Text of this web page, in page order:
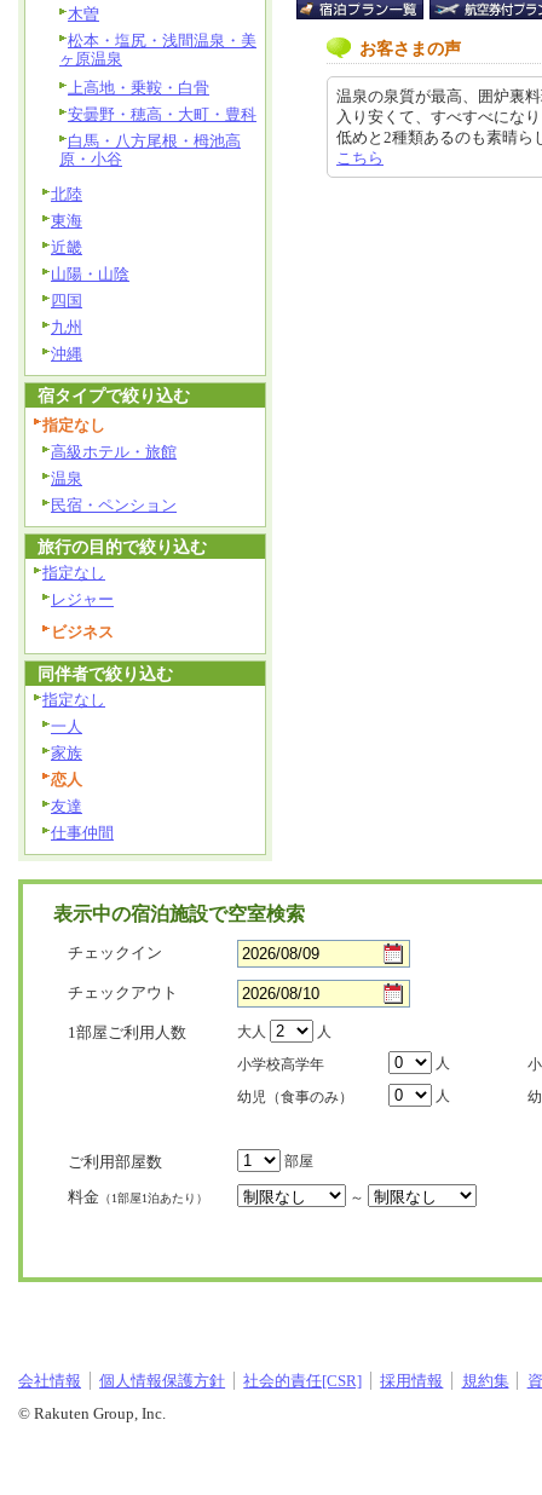
お客さまの声
温泉の泉質が最高、囲炉裏
入り安くて、すべすべにな
低めと2種類あるのも素晴
こちら
木曽
松本・塩尻・浅間温泉・美
ヶ原温泉
上高地・乗鞍・白骨
安曇野・穂高・大町・豊科
白馬・八方尾根・栂池高
原・小谷
北陸
東海
近畿
山陽・山陰
四国
九州
沖縄
宿タイプで絞り込む
指定なし
高級ホテル・旅館
温泉
民宿・ペンション
旅行の目的で絞り込む
指定なし
レジャー
ビジネス
同伴者で絞り込む
指定なし
一人
家族
恋人
友達
仕事仲間
表示中の宿泊施設で空室検索
チェックイン
チェックアウト
1部屋ご利用人数 大人
人
小学校高学年
人
幼児（食事のみ）
人
ご利用部屋数 部屋
料金 （1部屋1泊あたり） ～
会社情報 個人情報保護方針 社会的責任[CSR] 採用情報 規約集
© Rakuten Group, Inc.